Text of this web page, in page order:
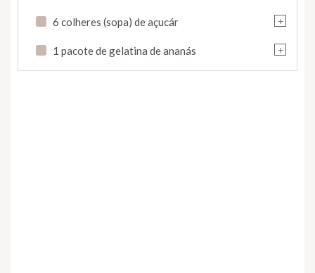
+
6 colheres (sopa) de açucár
+
1 pacote de gelatina de ananás